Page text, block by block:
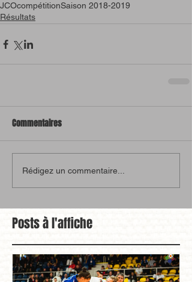
JCOcompétitionSaison 2018-2019
Résultats
Commentaires
Rédigez un commentaire...
Posts à l'affiche